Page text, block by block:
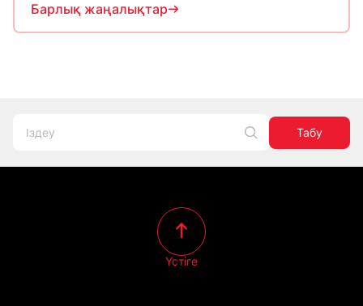
Барлық жаңалықтар
Табу
Үстіге